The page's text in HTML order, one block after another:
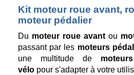
Kit moteur roue avant,
moteur pédalier
Du moteur roue avant ou
passant par les moteurs
une multitude de
vélo pour s'adapter à votre